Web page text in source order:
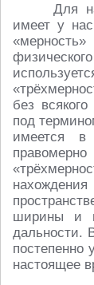
Для
имеет у нас
без
под
имеется
нахождения
ширины и
дальности.
настоящее